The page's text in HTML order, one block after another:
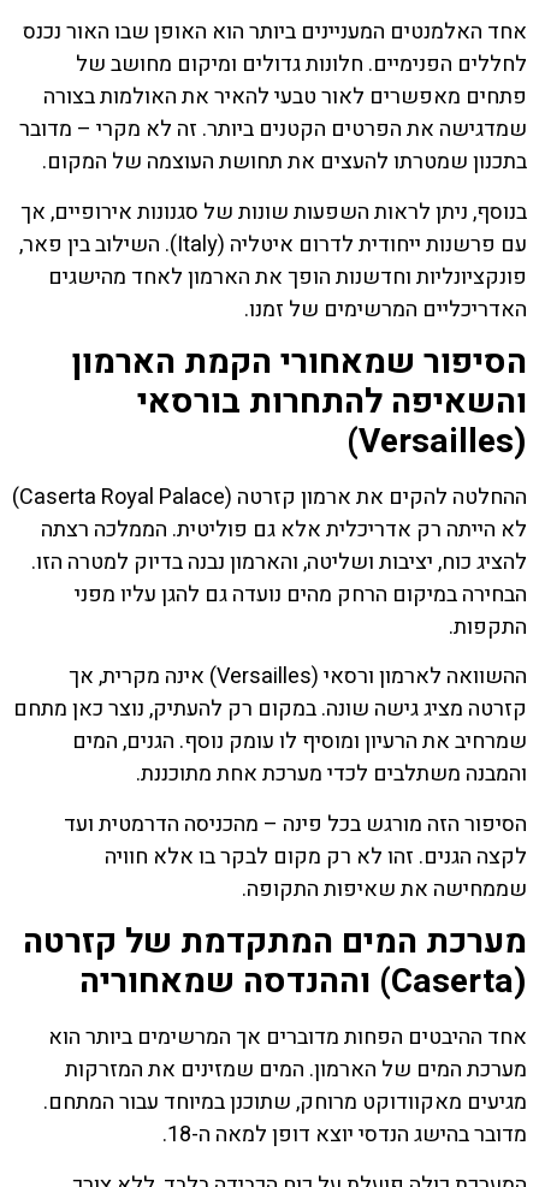
אחד האלמנטים המעניינים ביותר הוא האופן שבו האור נכנס
לחללים הפנימיים. חלונות גדולים ומיקום מחושב של
פתחים מאפשרים לאור טבעי להאיר את האולמות בצורה
שמדגישה את הפרטים הקטנים ביותר. זה לא מקרי – מדובר
בתכנון שמטרתו להעצים את תחושת העוצמה של המקום.
בנוסף, ניתן לראות השפעות שונות של סגנונות אירופיים, אך
עם פרשנות ייחודית לדרום איטליה (Italy). השילוב בין פאר,
פונקציונליות וחדשנות הופך את הארמון לאחד מהישגים
האדריכליים המרשימים של זמנו.
הסיפור שמאחורי הקמת הארמון
והשאיפה להתחרות בורסאי
(Versailles)
ההחלטה להקים את ארמון קזרטה (Caserta Royal Palace)
לא הייתה רק אדריכלית אלא גם פוליטית. הממלכה רצתה
להציג כוח, יציבות ושליטה, והארמון נבנה בדיוק למטרה הזו.
הבחירה במיקום הרחק מהים נועדה גם להגן עליו מפני
התקפות.
ההשוואה לארמון ורסאי (Versailles) אינה מקרית, אך
קזרטה מציג גישה שונה. במקום רק להעתיק, נוצר כאן מתחם
שמרחיב את הרעיון ומוסיף לו עומק נוסף. הגנים, המים
והמבנה משתלבים לכדי מערכת אחת מתוכננת.
הסיפור הזה מורגש בכל פינה – מהכניסה הדרמטית ועד
לקצה הגנים. זהו לא רק מקום לבקר בו אלא חוויה
שממחישה את שאיפות התקופה.
מערכת המים המתקדמת של קזרטה
(Caserta) וההנדסה שמאחוריה
אחד ההיבטים הפחות מדוברים אך המרשימים ביותר הוא
מערכת המים של הארמון. המים שמזינים את המזרקות
מגיעים מאקוודוקט מרוחק, שתוכנן במיוחד עבור המתחם.
מדובר בהישג הנדסי יוצא דופן למאה ה-18.